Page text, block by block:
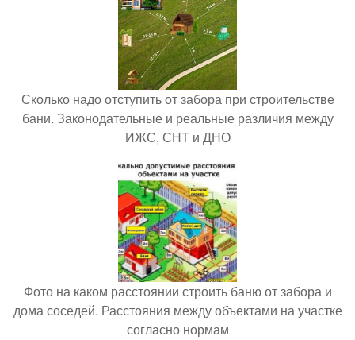
Сколько надо отступить от забора при строительстве
бани. Законодательные и реальные различия между
ИЖС, СНТ и ДНО
Фото на каком расстоянии строить баню от забора и
дома соседей. Расстояния между объектами на участке
согласно нормам